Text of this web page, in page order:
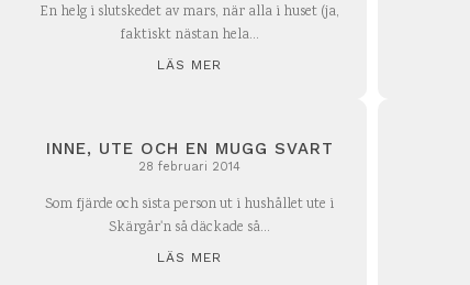
En helg i slutskedet av mars, när alla i huset (ja,
faktiskt nästan hela...
LÄS MER
INNE, UTE OCH EN MUGG SVART
28 februari 2014
Som fjärde och sista person ut i hushållet ute i
Skärgår'n så däckade så...
LÄS MER